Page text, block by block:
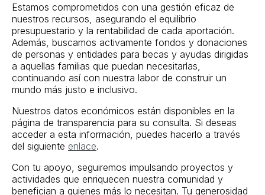
Estamos comprometidos con una gestión eficaz de
nuestros recursos, asegurando el equilibrio
presupuestario y la rentabilidad de cada aportación.
Además, buscamos activamente fondos y donaciones
de personas y entidades para becas y ayudas dirigidas
a aquellas familias que puedan necesitarlas,
continuando así con nuestra labor de construir un
mundo más justo e inclusivo.
Nuestros datos económicos están disponibles en la
página de transparencia para su consulta. Si deseas
acceder a esta información, puedes hacerlo a través
del siguiente enlace.
Con tu apoyo, seguiremos impulsando proyectos y
actividades que enriquecen nuestra comunidad y
benefician a quienes más lo necesitan. Tu generosidad